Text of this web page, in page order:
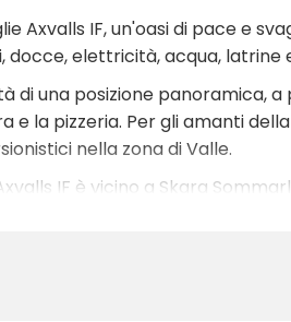
Axvalls IF, un'oasi di pace e
docce, elettricità, acqua, latrine
di una posizione panoramica,
e la pizzeria. Per gli amanti
nella zona di Valle.
IF è vicino a Skara